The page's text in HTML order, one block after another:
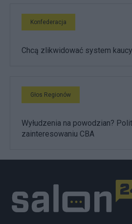
Konfederacja
Chcą zlikwidować system
Głos Regionów
Wyłudzenia na powodzian?
zainteresowaniu CBA